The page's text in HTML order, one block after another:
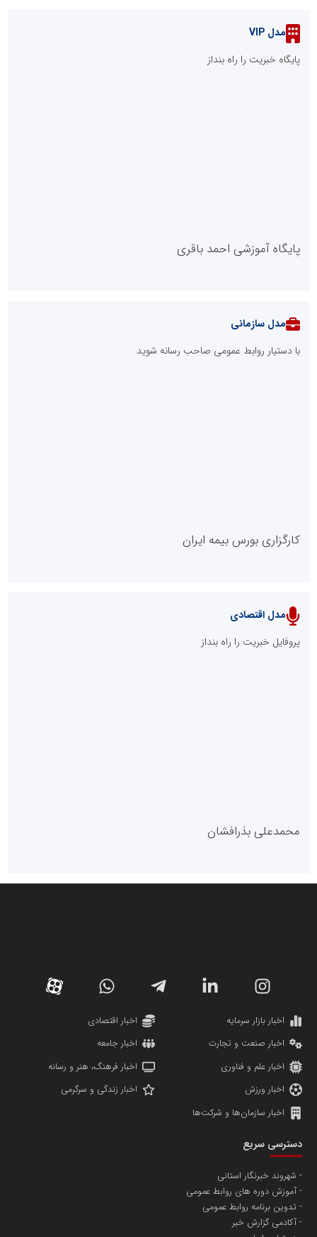
مدل VIP
پایگاه خبریت را راه بنداز
پایگاه آموزشی احمد باقری
پایگاه خبری نهضت ملی مسکن
پایگاه خبری گفتمان یزد
دانشگاه سئوی ایران
پایگاه اطلاع رسانی اعتلای نهادهای مردمی
مدل سازمانی
با دستیار روابط عمومی صاحب رسانه شوید
کارگزاری بورس بیمه ایران
تامین آهن اسفنجی تولیدکنندگان فولاد در کشور
مدل اقتصادی
پروفایل خبریت را راه بنداز
محمدعلی بذرافشان
مریم حاج نوروز نظری
مسعودصادقی
اخبار بازار سرمایه
اخبار اقتصادی
اخبار صنعت و تجارت
اخبار جامعه
اخبار علم و فناوری
اخبار فرهنگ، هنر و رسانه
اخبار ورزش
اخبار زندگی و سرگرمی
اخبار سازمان‌ها و شرکت‌ها
دسترسی سریع
شهروند خبرنگار استانی
آموزش دوره های روابط عمومی
تدوین برنامه روابط عمومی
آکادمی گزارش خبر